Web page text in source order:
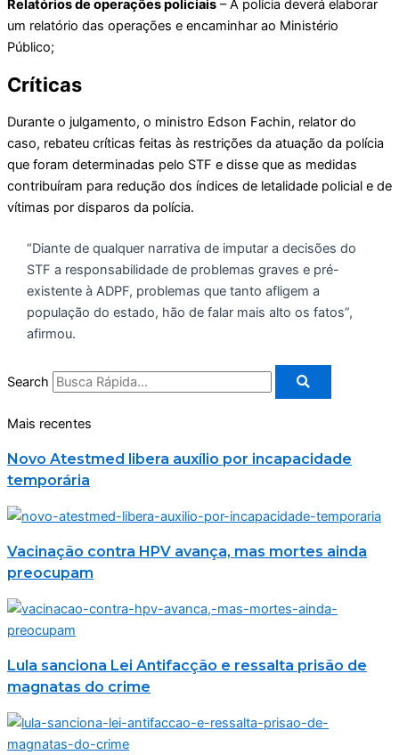
Relatórios de operações policiais – A polícia deverá elaborar
um relatório das operações e encaminhar ao Ministério
Público;
Críticas
Durante o julgamento, o ministro Edson Fachin, relator do
caso, rebateu críticas feitas às restrições da atuação da polícia
que foram determinadas pelo STF e disse que as medidas
contribuíram para redução dos índices de letalidade policial e de
vítimas por disparos da polícia.
“Diante de qualquer narrativa de imputar a decisões do
STF a responsabilidade de problemas graves e pré-
existente à ADPF, problemas que tanto afligem a
população do estado, hão de falar mais alto os fatos”,
afirmou.
Search
Mais recentes
Novo Atestmed libera auxílio por incapacidade
temporária
Vacinação contra HPV avança, mas mortes ainda
preocupam
Lula sanciona Lei Antifacção e ressalta prisão de
magnatas do crime